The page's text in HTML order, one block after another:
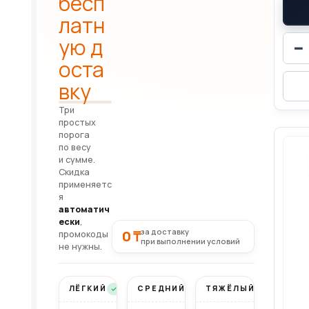
−
латн
ую д
оста
вку
Три
простых
порога
по весу
и сумме.
Скидка
применяетс
я
автоматич
ески,
промокоды
не нужны.
0 ₸за доставку
при выполнении условий
ЛЁГКИЙ Бесплатно
СРЕДНИЙ Бесплатно
ТЯЖЁЛЫЙ